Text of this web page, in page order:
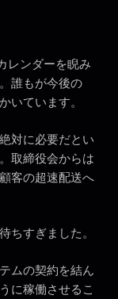
レンダーを睨み
誰もが今後の
いています。
対に必要だとい
取締役会からは
客の超速配送へ
ちすぎました。
ムの契約を結ん
に稼働させるこ